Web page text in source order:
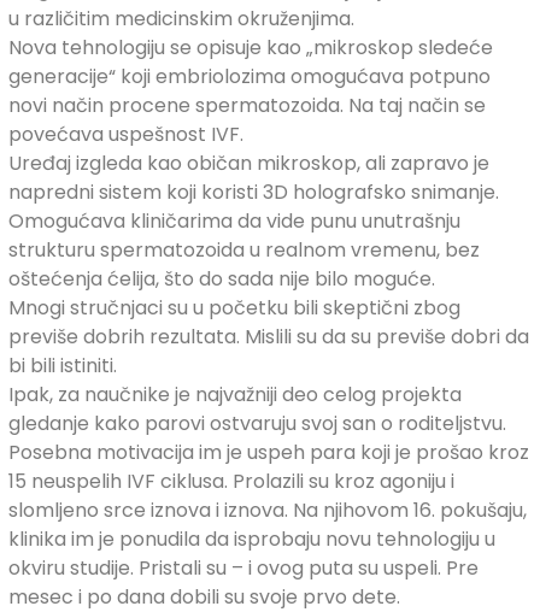
u različitim medicinskim okruženjima.
Nova tehnologiju se opisuje kao „mikroskop sledeće
generacije“ koji embriolozima omogućava potpuno
novi način procene spermatozoida. Na taj način se
povećava uspešnost IVF.
Uređaj izgleda kao običan mikroskop, ali zapravo je
napredni sistem koji koristi 3D holografsko snimanje.
Omogućava kliničarima da vide punu unutrašnju
strukturu spermatozoida u realnom vremenu, bez
oštećenja ćelija, što do sada nije bilo moguće.
Mnogi stručnjaci su u početku bili skeptični zbog
previše dobrih rezultata. Mislili su da su previše dobri da
bi bili istiniti.
Ipak, za naučnike je najvažniji deo celog projekta
gledanje kako parovi ostvaruju svoj san o roditeljstvu.
Posebna motivacija im je uspeh para koji je prošao kroz
15 neuspelih IVF ciklusa. Prolazili su kroz agoniju i
slomljeno srce iznova i iznova. Na njihovom 16. pokušaju,
klinika im je ponudila da isprobaju novu tehnologiju u
okviru studije. Pristali su – i ovog puta su uspeli. Pre
mesec i po dana dobili su svoje prvo dete.